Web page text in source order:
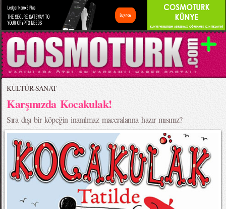
KÜLTÜR-SANAT
Karşınızda Kocakulak!
Sıra dışı bir köpeğin inanılmaz maceralarına hazır mısınız?